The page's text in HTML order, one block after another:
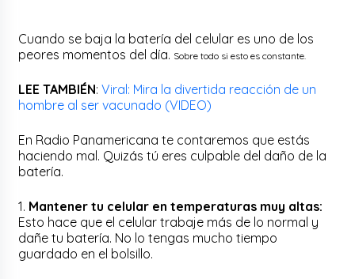
Cuando se baja la batería del celular es uno de los
peores momentos del día. Sobre todo si esto es constante.
LEE TAMBIÉN: Viral: Mira la divertida reacción de un
hombre al ser vacunado (VIDEO)
En Radio Panamericana te contaremos que estás
haciendo mal. Quizás tú eres culpable del daño de la
batería.
1. Mantener tu celular en temperaturas muy altas:
Esto hace que el celular trabaje más de lo normal y
dañe tu batería. No lo tengas mucho tiempo
guardado en el bolsillo.